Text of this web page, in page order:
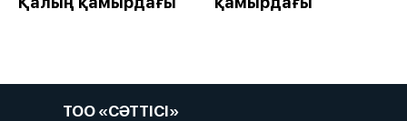
ТОО «СӘТТІСІ»